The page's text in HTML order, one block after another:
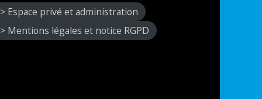
> Espace privé et administration
> Mentions légales et notice RGPD